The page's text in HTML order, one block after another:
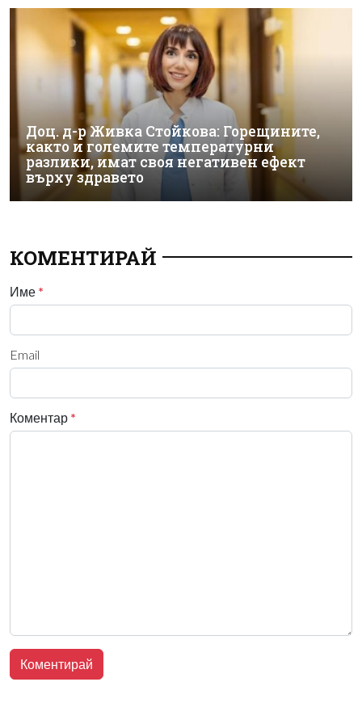
Доц. д-р Живка Стойкова: Горещините,
както и големите температурни
разлики, имат своя негативен ефект
върху здравето
КОМЕНТИРАЙ
Име *
Email
Коментар *